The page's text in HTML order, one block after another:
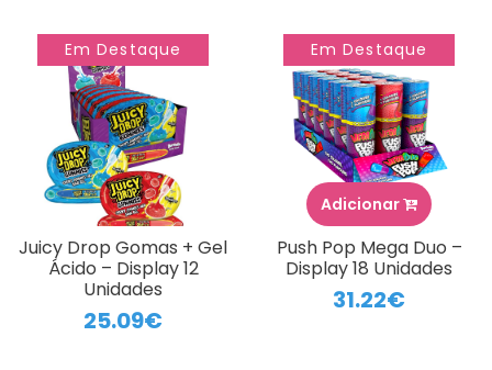
Em Destaque
Juicy Drop Gomas + Gel
Ácido – Display 12
Unidades
25.09€
Em Destaque
Adicionar
Push Pop Mega Duo –
Display 18 Unidades
31.22€